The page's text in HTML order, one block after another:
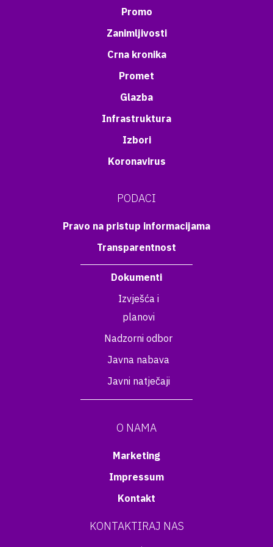
Promo
Zanimljivosti
Crna kronika
Promet
Glazba
Infrastruktura
Izbori
Koronavirus
PODACI
Pravo na pristup informacijama
Transparentnost
Dokumenti
Izvješća i
planovi
Nadzorni odbor
Javna nabava
Javni natječaji
O NAMA
Marketing
Impressum
Kontakt
KONTAKTIRAJ NAS